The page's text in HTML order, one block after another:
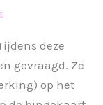
deze
gevraagd. Ze
op het